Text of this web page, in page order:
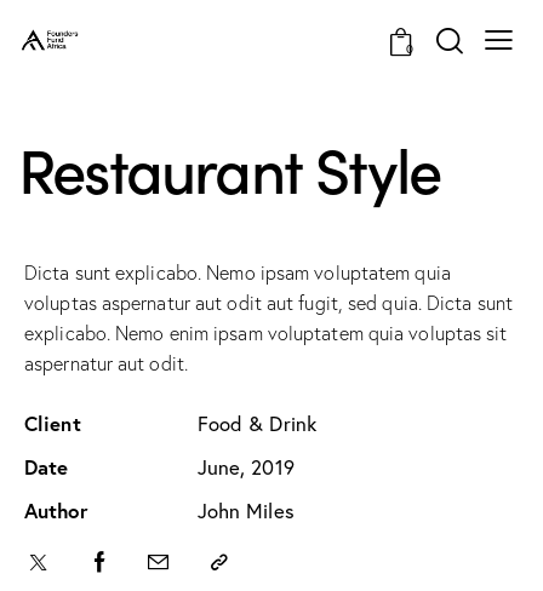
0
Restaurant Style
Dicta sunt explicabo. Nemo ipsam voluptatem quia
voluptas aspernatur aut odit aut fugit, sed quia. Dicta sunt
explicabo. Nemo enim ipsam voluptatem quia voluptas sit
aspernatur aut odit.
Client
Food & Drink
Date
June, 2019
Author
John Miles